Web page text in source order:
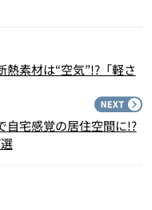
熱素材は“空気”!?「軽さ
自宅感覚の居住空間に!?